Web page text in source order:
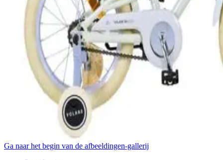
Ga naar het begin van de afbeeldingen-gallerij